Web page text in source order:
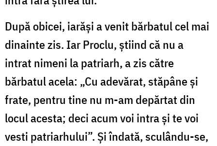
După obicei, iarăși a venit bărbatul cel mai
dinainte zis. Iar Proclu, știind că nu a
intrat nimeni la patriarh, a zis către
bărbatul acela: „Cu adevărat, stăpâne și
frate, pentru tine nu m-am depărtat din
locul acesta; deci acum voi intra și te voi
vesti patriarhului”. Și îndată, sculându-se,